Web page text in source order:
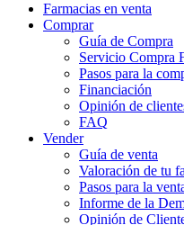
Farmacias en venta
Comprar
Guía de Compra
Servicio Compra
Pasos para la
Financiación
Opinión de
FAQ
Vender
Guía de venta
Valoración de tu
Pasos para la
Informe de la
Opinión de